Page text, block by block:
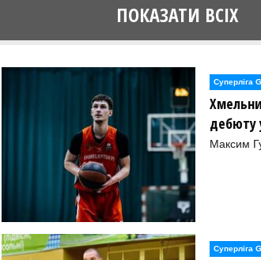
(Гола Пристань))
ПОКАЗАТИ ВСІХ
Суперліга
дебюту
Максим
Суперліга